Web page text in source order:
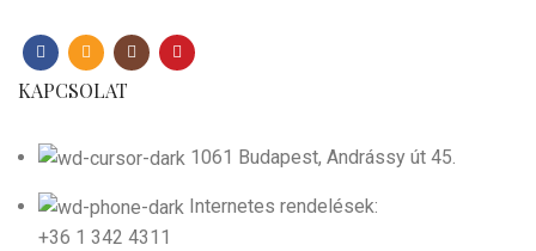
KAPCSOLAT
1061 Budapest, Andrássy út 45.
Internetes rendelések:
+36 1 342 4311